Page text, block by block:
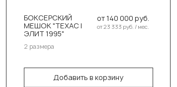
БОКСЕРСКИЙ
МЕШОК "ТЕХАС |
ЭЛИТ 1995"
от 140 000 руб.
от 23 333 руб. / мес.
2 размера
Добавить в корзину
Выберите размер:
150см/40см/65-70кг
В корзину